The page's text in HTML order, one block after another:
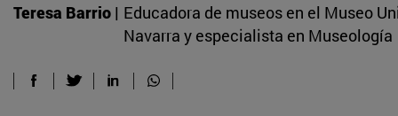
Teresa Barrio | Educadora de museos en el Museo
Navarra y especialista en Museología